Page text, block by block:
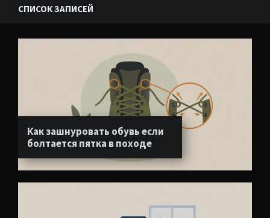
СПИСОК ЗАПИСЕЙ
Как зашнуровать обувь если
болтается пятка в походе